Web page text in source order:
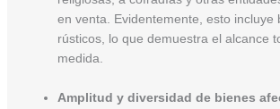
en venta. Evidentemente, esto incluye
rústicos, lo que demuestra el alcance
medida.
Amplitud y diversidad de bienes